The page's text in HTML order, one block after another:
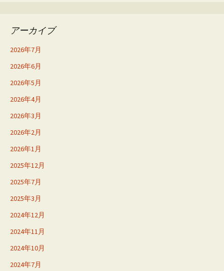
アーカイブ
2026年7月
2026年6月
2026年5月
2026年4月
2026年3月
2026年2月
2026年1月
2025年12月
2025年7月
2025年3月
2024年12月
2024年11月
2024年10月
2024年7月